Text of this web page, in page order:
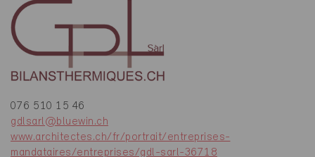
076 510 15 46
gdlsarl@bluewin.ch
www.architectes.ch/fr/portrait/entreprises-
mandataires/entreprises/gdl-sarl-36718